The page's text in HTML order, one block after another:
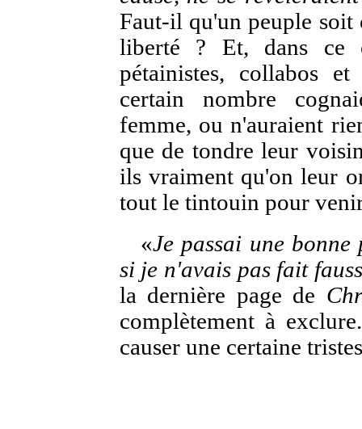
Faut-il qu'un peuple soit
liberté ? Et, dans ce
pétainistes, collabos
certain nombre
femme, ou n'auraient
que de tondre leur
ils vraiment qu'on leur
tout le tintouin pour
«Je passai une
si je n'avais pas fait
la dernière page de
complètement à
causer une certaine